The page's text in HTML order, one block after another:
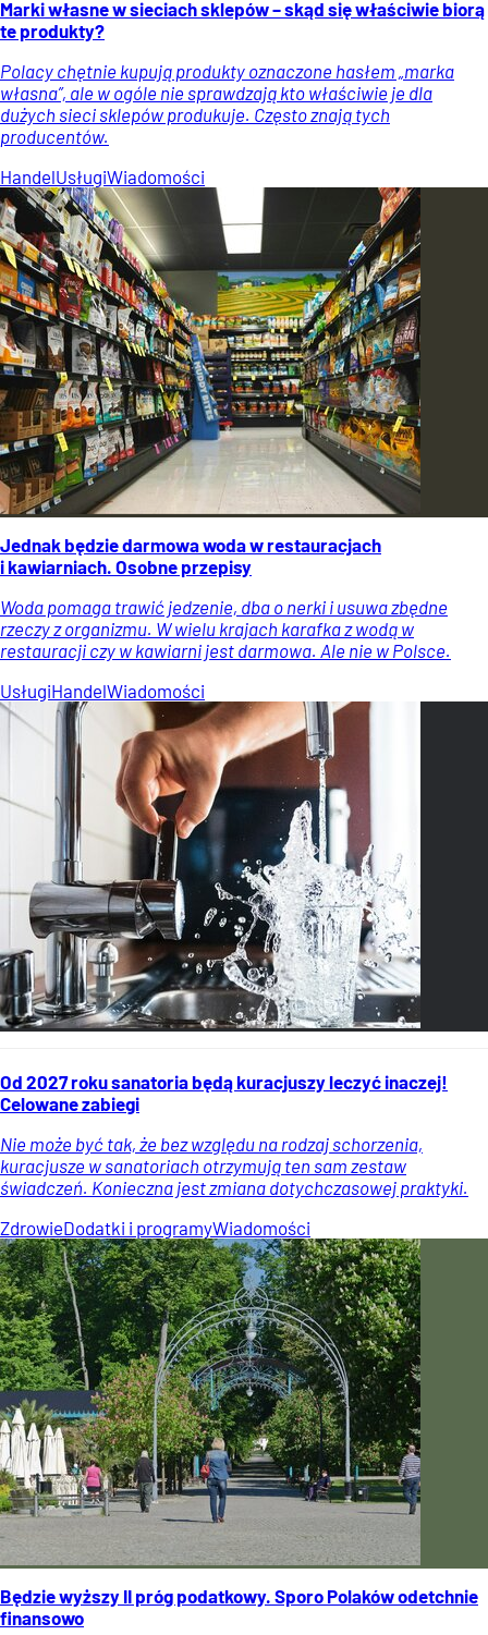
Marki własne w sieciach sklepów – skąd się właściwie biorą
te produkty?
Polacy chętnie kupują produkty oznaczone hasłem „marka
własna”, ale w ogóle nie sprawdzają kto właściwie je dla
dużych sieci sklepów produkuje. Często znają tych
producentów.
HandelUsługiWiadomości
Jednak będzie darmowa woda w restauracjach
i kawiarniach. Osobne przepisy
Woda pomaga trawić jedzenie, dba o nerki i usuwa zbędne
rzeczy z organizmu. W wielu krajach karafka z wodą w
restauracji czy w kawiarni jest darmowa. Ale nie w Polsce.
UsługiHandelWiadomości
Od 2027 roku sanatoria będą kuracjuszy leczyć inaczej!
Celowane zabiegi
Nie może być tak, że bez względu na rodzaj schorzenia,
kuracjusze w sanatoriach otrzymują ten sam zestaw
świadczeń. Konieczna jest zmiana dotychczasowej praktyki.
ZdrowieDodatki i programyWiadomości
Będzie wyższy II próg podatkowy. Sporo Polaków odetchnie
finansowo